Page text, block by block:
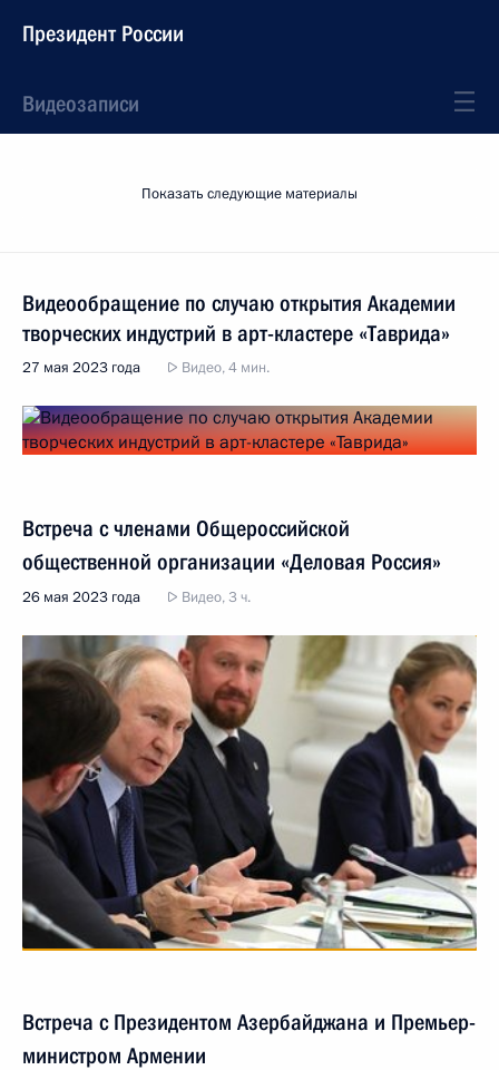
Президент России
Видеозаписи
Показать следующие материалы
Видеообращение по случаю открытия Академии
творческих индустрий в арт-кластере «Таврида»
27 мая 2023 года Видео, 4 мин.
Встреча с членами Общероссийской
общественной организации «Деловая Россия»
26 мая 2023 года Видео, 3 ч.
Встреча с Президентом Азербайджана и Премьер-
министром Армении